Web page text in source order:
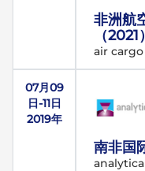
非洲航
（2021
air cargo
07月09
日-11日
2019年
南非国
analytica